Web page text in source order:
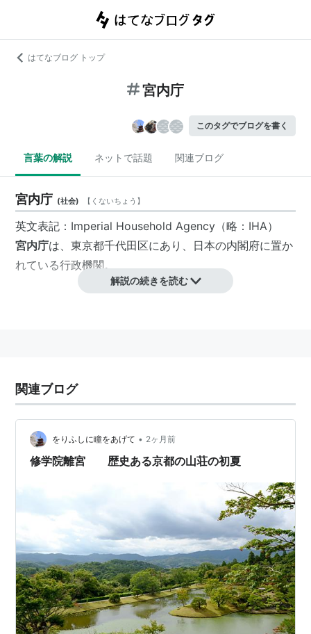
はてなブログ トップ
宮内庁
このタグでブログを書く
言葉の解説 ネットで話題 関連ブログ
宮内庁 (社会) 【 くないちょう 】
英文表記 ： Imperial Household Agency （略： IHA）
宮内庁は、東京都千代田区にあり、日本の内閣府に置か
れている行政機関。
かさどり、
関連
→侍従
→ 大膳課
車馬課
→御用邸
→皇居東御苑
皇室報道の舞台裏 (角川oneテーマ
21)
解説の続きを読む
関連ブログ
をりふしに瞳をあげて • 2ヶ月前
修学院離宮 歴史ある京都の山荘の初夏